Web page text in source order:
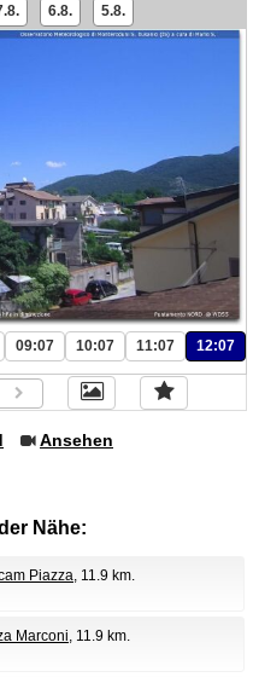
6.8. 5.8.
09:07 10:07 11:07 12:07
Ansehen
Nähe:
Piazza, 11.9 km.
Marconi, 11.9 km.